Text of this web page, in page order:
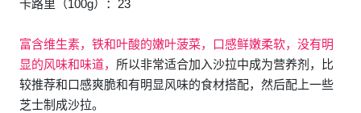
卡路里（100g）：23
富含维生素，铁和叶酸的嫩叶菠菜，口感鲜嫩柔软，没有明
显的风味和味道， 所以非常适合加入沙拉中成为营养剂，比
较推荐和口感爽脆和有明显风味的食材搭配，然后配上一些
芝士制成沙拉。